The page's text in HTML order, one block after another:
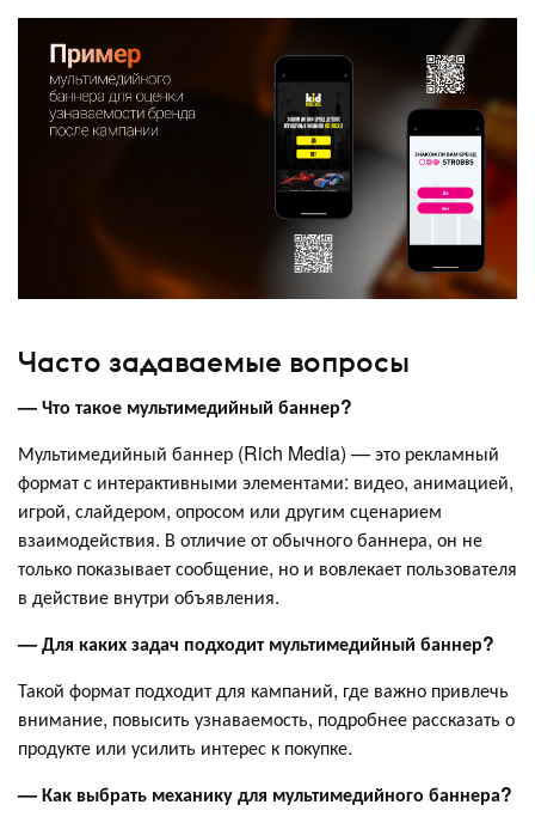
Часто задаваемые вопросы
— Что такое мультимедийный баннер?
Мультимедийный баннер (Rich Media) — это рекламный
формат с интерактивными элементами: видео, анимацией,
игрой, слайдером, опросом или другим сценарием
взаимодействия. В отличие от обычного баннера, он не
только показывает сообщение, но и вовлекает пользователя
в действие внутри объявления.
— Для каких задач подходит мультимедийный баннер?
Такой формат подходит для кампаний, где важно привлечь
внимание, повысить узнаваемость, подробнее рассказать о
продукте или усилить интерес к покупке.
— Как выбрать механику для мультимедийного баннера?